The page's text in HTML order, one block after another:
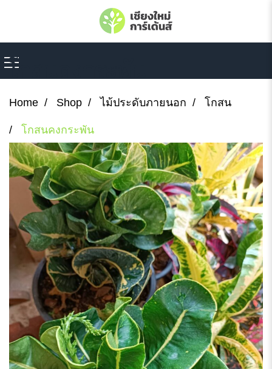
โกสนคงกระพัน
Home Shop ไม้ประดับภายนอก โกสน
โกสนคงกระพัน